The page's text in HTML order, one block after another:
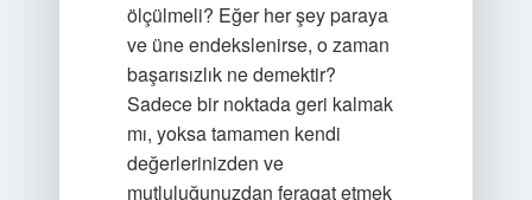
ölçülmeli? Eğer her şey paraya
ve üne endekslenirse, o zaman
başarısızlık ne demektir?
Sadece bir noktada geri kalmak
mı, yoksa tamamen kendi
değerlerinizden ve
mutluluğunuzdan feragat etmek